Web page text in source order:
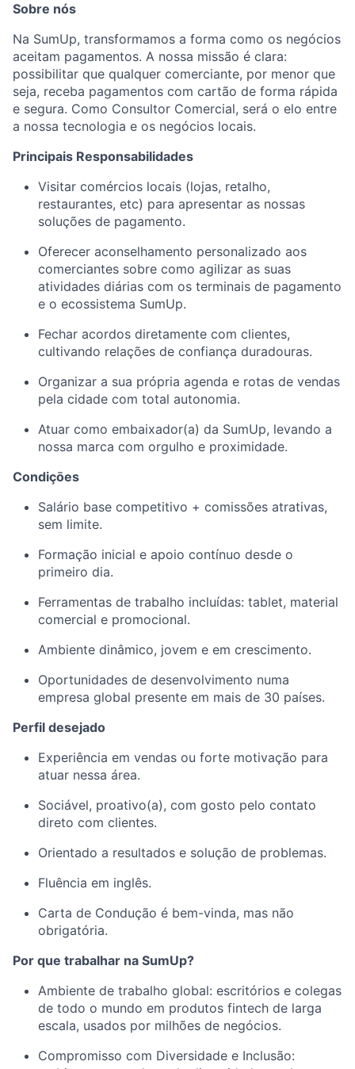
Sobre nós
Na SumUp, transformamos a forma como os negócios
aceitam pagamentos. A nossa missão é clara:
possibilitar que qualquer comerciante, por menor que
seja, receba pagamentos com cartão de forma rápida
e segura. Como Consultor Comercial, será o elo entre
a nossa tecnologia e os negócios locais.
Principais Responsabilidades
Visitar comércios locais (lojas, retalho,
restaurantes, etc) para apresentar as nossas
soluções de pagamento.
Oferecer aconselhamento personalizado aos
comerciantes sobre como agilizar as suas
atividades diárias com os terminais de pagamento
e o ecossistema SumUp.
Fechar acordos diretamente com clientes,
cultivando relações de confiança duradouras.
Organizar a sua própria agenda e rotas de vendas
pela cidade com total autonomia.
Atuar como embaixador(a) da SumUp, levando a
nossa marca com orgulho e proximidade.
Condiçōes
Salário base competitivo + comissões atrativas,
sem limite.
Formação inicial e apoio contínuo desde o
primeiro dia.
Ferramentas de trabalho incluídas: tablet, material
comercial e promocional.
Ambiente dinâmico, jovem e em crescimento.
Oportunidades de desenvolvimento numa
empresa global presente em mais de 30 países.
Perfil desejado
Experiência em vendas ou forte motivação para
atuar nessa área.
Sociável, proativo(a), com gosto pelo contato
direto com clientes.
Orientado a resultados e solução de problemas.
Fluência em inglês.
Carta de Condução é bem-vinda, mas não
obrigatória.
Por que trabalhar na SumUp?
Ambiente de trabalho global: escritórios e colegas
de todo o mundo em produtos fintech de larga
escala, usados por milhões de negócios.
Compromisso com Diversidade e Inclusão: